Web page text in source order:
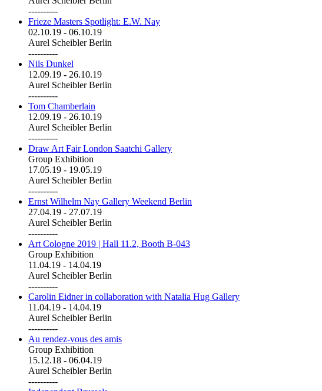
----------
Frieze Masters Spotlight: E.W. Nay
02.10.19 - 06.10.19
Aurel Scheibler Berlin
----------
Nils Dunkel
12.09.19 - 26.10.19
Aurel Scheibler Berlin
----------
Tom Chamberlain
12.09.19 - 26.10.19
Aurel Scheibler Berlin
----------
Draw Art Fair London Saatchi Gallery
Group Exhibition
17.05.19 - 19.05.19
Aurel Scheibler Berlin
----------
Ernst Wilhelm Nay Gallery Weekend Berlin
27.04.19 - 27.07.19
Aurel Scheibler Berlin
----------
Art Cologne 2019 | Hall 11.2, Booth B-043
Group Exhibition
11.04.19 - 14.04.19
Aurel Scheibler Berlin
----------
Carolin Eidner in collaboration with Natalia Hug Gallery
11.04.19 - 14.04.19
Aurel Scheibler Berlin
----------
Au rendez-vous des amis
Group Exhibition
15.12.18 - 06.04.19
Aurel Scheibler Berlin
----------